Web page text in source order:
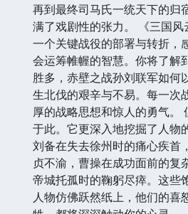
再到最终司马氏一统天下的归
满了戏剧性的张力。 《三国
一个关键战役的部署与转折，
会运筹帷幄的智慧。你将了解
胜多，赤壁之战孙刘联军如何
生北伐的艰辛与不易。每一次
厚的战略思想和惊人的勇气。
于此。它更深入地挖掘了人物
刘备在失去徐州时的痛心疾首
贞不渝，曹操在成功面前的复
帝城托孤时的鞠躬尽瘁。这些
人物仿佛跃然纸上，他们的喜